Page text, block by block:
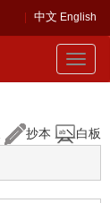
中文 English
Toggle
抄本 白板